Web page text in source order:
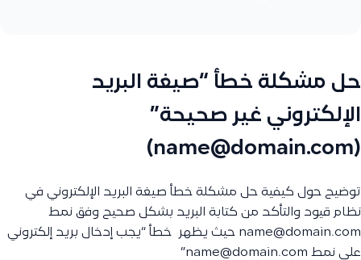
حل مشكلة خطأ “صيغة البريد
الإلكتروني غير صحيحة”
(name@domain.com)
توضيح حول كيفية حل مشكلة خطأ صيغة البريد الإلكتروني في
نظام قيود والتأكد من كتابة البريد بشكل صحيح وفق نمط
name@domain.com حيث يظهر خطأ “يجب إدخال بريد إلكتروني
على نمط name@domain.com”